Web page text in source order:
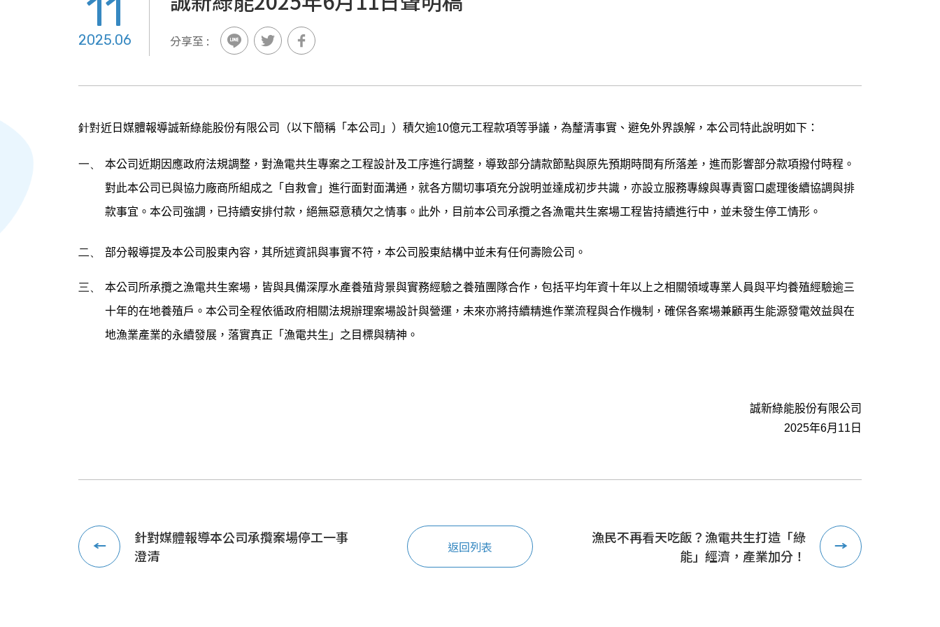
2025.06 分享至 :
針對近日媒體報導誠新綠能股份有限公司（以下簡稱「本公司」）積欠逾10億元工程款項等爭議，為釐清事實、避免外界誤解，本公司特此說明如下：
一、
本公司近期因應政府法規調整，對漁電共生專案之工程設計及工序進行調整，導致部分請款節點與原先預期時間有所落差，進而影響部分款項撥付時程。
對此本公司已與協力廠商所組成之「自救會」進行面對面溝通，就各方關切事項充分說明並達成初步共識，亦設立服務專線與專責窗口處理後續協調與排
款事宜。本公司強調，已持續安排付款，絕無惡意積欠之情事。此外，目前本公司承攬之各漁電共生案場工程皆持續進行中，並未發生停工情形。
二、 部分報導提及本公司股東內容，其所述資訊與事實不符，本公司股東結構中並未有任何壽險公司。
三、
本公司所承攬之漁電共生案場，皆與具備深厚水產養殖背景與實務經驗之養殖團隊合作，包括平均年資十年以上之相關領域專業人員與平均養殖經驗逾三
十年的在地養殖戶。本公司全程依循政府相關法規辦理案場設計與營運，未來亦將持續精進作業流程與合作機制，確保各案場兼顧再生能源發電效益與在
地漁業產業的永續發展，落實真正「漁電共生」之目標與精神。
誠新綠能股份有限公司
2025年6月 11 日
針對媒體報導本公司承攬案場停工一事
澄清
返回列表
漁民不再看天吃飯？漁電共生打造「綠
能」經濟，產業加分！